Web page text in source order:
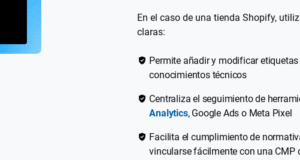
En el caso de una tienda Shopify,
claras:
Permite añadir y modificar
conocimientos técnicos
Centraliza el seguimiento de
Analytics, Google Ads o Meta Pixel
Facilita el cumplimiento de
vincularse fácilmente con una CMP